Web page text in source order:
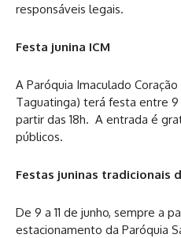
responsáveis legais.
Festa junina ICM
A Paróquia Imaculado Coração
Taguatinga) terá festa entre 9
partir das 18h. A entrada é
públicos.
Festas juninas tradicionais
De 9 a 11 de junho, sempre a
estacionamento da Paróquia